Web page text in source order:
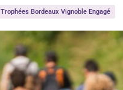
Trophées Bordeaux Vignoble Engagé